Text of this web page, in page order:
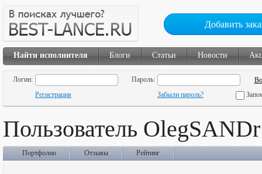
Добавить
Найти исполнителя Блоги Статьи Новости
Логин:
Пароль:
Регистрация
Забыли пароль?
Пользователь OlegSANDr
Портфолио Отзывы Рейтинг